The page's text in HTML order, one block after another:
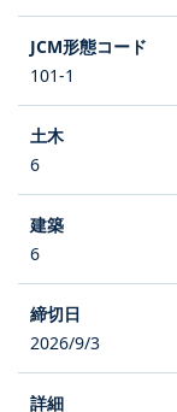
101-1
6
6
2026/9/3